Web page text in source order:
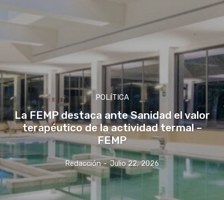
POLÍTICA
La FEMP destaca ante Sanidad el valor
terapéutico de la actividad termal –
FEMP
Redacción - Julio 22, 2026